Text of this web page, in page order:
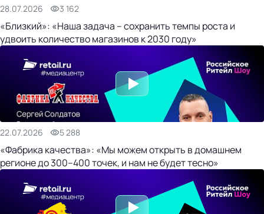
28.07.2026 3 162
«Близкий»: «Наша задача – сохранить темпы роста и
удвоить количество магазинов к 2030 году»
22.07.2026 5 288
«Фабрика качества»: «Мы можем открыть в домашнем
регионе до 300–400 точек, и нам не будет тесно»